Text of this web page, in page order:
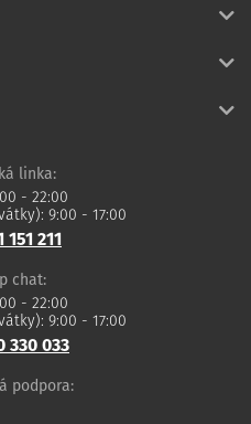
linka:
- 22:00
9:00 - 17:00
151 211
chat:
- 22:00
9:00 - 17:00
330 033
podpora: